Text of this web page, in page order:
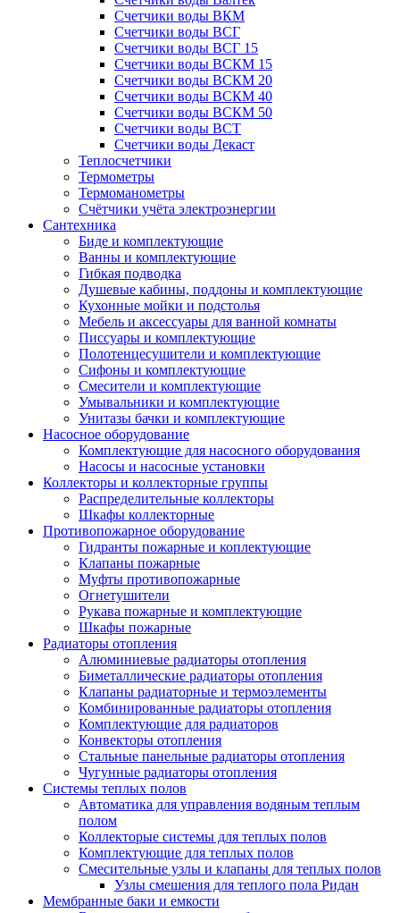
Счетчики воды ВКМ
Счетчики воды ВСГ
Счетчики воды ВСГ 15
Счетчики воды ВСКМ 15
Счетчики воды ВСКМ 20
Счетчики воды ВСКМ 40
Счетчики воды ВСКМ 50
Счетчики воды ВСТ
Счетчики воды Декаст
Теплосчетчики
Термометры
Термоманометры
Счётчики учёта электроэнергии
Сантехника
Биде и комплектующие
Ванны и комплектующие
Гибкая подводка
Душевые кабины, поддоны и комплектующие
Кухонные мойки и подстолья
Мебель и аксессуары для ванной комнаты
Писсуары и комплектующие
Полотенцесушители и комплектующие
Сифоны и комплектующие
Смесители и комплектующие
Умывальники и комплектующие
Унитазы бачки и комплектующие
Насосное оборудование
Комплектующие для насосного оборудования
Насосы и насосные установки
Коллекторы и коллекторные группы
Распределительные коллекторы
Шкафы коллекторные
Противопожарное оборудование
Гидранты пожарные и коплектующие
Клапаны пожарные
Муфты противопожарные
Огнетушители
Рукава пожарные и комплектующие
Шкафы пожарные
Радиаторы отопления
Алюминиевые радиаторы отопления
Биметаллические радиаторы отопления
Клапаны радиаторные и термоэлементы
Комбинированные радиаторы отопления
Комплектующие для радиаторов
Конвекторы отопления
Стальные панельные радиаторы отопления
Чугунные радиаторы отопления
Системы теплых полов
Автоматика для управления водяным теплым
полом
Коллекторые системы для теплых полов
Комплектующие для теплых полов
Смесительные узлы и клапаны для теплых полов
Узлы смешения для теплого пола Ридан
Мембранные баки и емкости